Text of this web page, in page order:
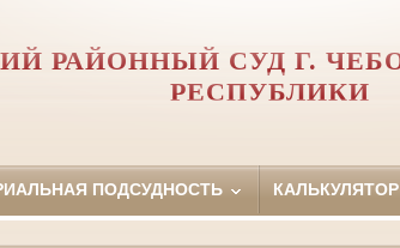
РАЙОННЫЙ СУД Г.
РЕСПУБЛИКИ
ПОДСУДНОСТЬ